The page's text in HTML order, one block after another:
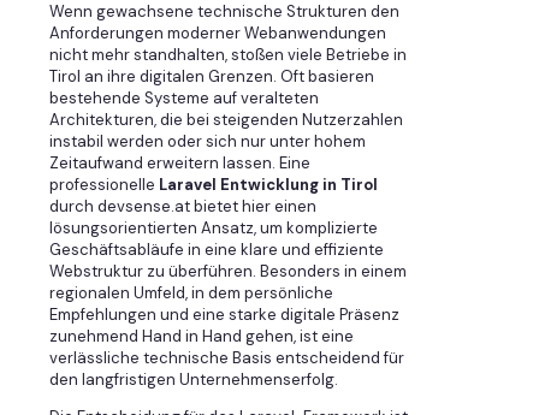
Wenn gewachsene technische Strukturen den
Anforderungen moderner Webanwendungen
nicht mehr standhalten, stoßen viele Betriebe in
Tirol an ihre digitalen Grenzen. Oft basieren
bestehende Systeme auf veralteten
Architekturen, die bei steigenden Nutzerzahlen
instabil werden oder sich nur unter hohem
Zeitaufwand erweitern lassen. Eine
professionelle Laravel Entwicklung in Tirol
durch devsense.at bietet hier einen
lösungsorientierten Ansatz, um komplizierte
Geschäftsabläufe in eine klare und effiziente
Webstruktur zu überführen. Besonders in einem
regionalen Umfeld, in dem persönliche
Empfehlungen und eine starke digitale Präsenz
zunehmend Hand in Hand gehen, ist eine
verlässliche technische Basis entscheidend für
den langfristigen Unternehmenserfolg.